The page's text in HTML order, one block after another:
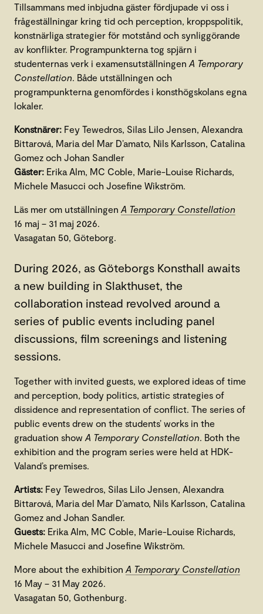
Tillsammans med inbjudna gäster fördjupade vi oss i
frågeställningar kring tid och perception, kroppspolitik,
konstnärliga strategier för motstånd och synliggörande
av konflikter. Programpunkterna tog spjärn i
studenternas verk i examensutställningen A Temporary
Constellation . Både utställningen och
programpunkterna genomfördes i konsthögskolans egna
lokaler.
Konstnärer: Fey Tewedros, Silas Lilo Jensen, Alexandra
Bittarová, Maria del Mar D’amato, Nils Karlsson, Catalina
Gomez och Johan Sandler
Gäster: Erika Alm, MC Coble, Marie-Louise Richards,
Michele Masucci och Josefine Wikström.
Läs mer om utställningen A Temporary Constellation
16 maj – 31 maj 2026.
Vasagatan 50, Göteborg.
During 2026, as Göteborgs Konsthall awaits
a new building in Slakthuset, the
collaboration instead revolved around a
series of public events including panel
discussions, film screenings and listening
sessions.
Together with invited guests, we explored ideas of time
and perception, body politics, artistic strategies of
dissidence and representation of conflict. The series of
public events drew on the students’ works in the
graduation show A Temporary Constellation . Both the
exhibition and the program series were held at HDK-
Valand’s premises.
Artists: Fey Tewedros, Silas Lilo Jensen, Alexandra
Bittarová, Maria del Mar D’amato, Nils Karlsson, Catalina
Gomez and Johan Sandler.
Guests: Erika Alm, MC Coble, Marie-Louise Richards,
Michele Masucci and Josefine Wikström.
More about the exhibition A Temporary Constellation
16 May – 31 May 2026.
Vasagatan 50, Gothenburg.